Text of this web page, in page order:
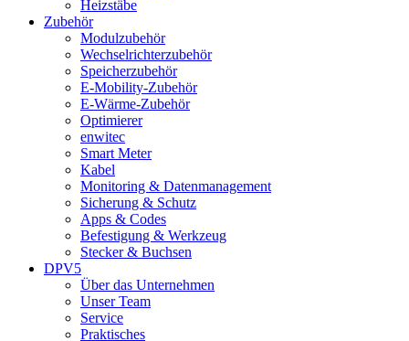
Heizstäbe
Zubehör
Modulzubehör
Wechselrichterzubehör
Speicherzubehör
E-Mobility-Zubehör
E-Wärme-Zubehör
Optimierer
enwitec
Smart Meter
Kabel
Monitoring & Datenmanagement
Sicherung & Schutz
Apps & Codes
Befestigung & Werkzeug
Stecker & Buchsen
DPV5
Über das Unternehmen
Unser Team
Service
Praktisches